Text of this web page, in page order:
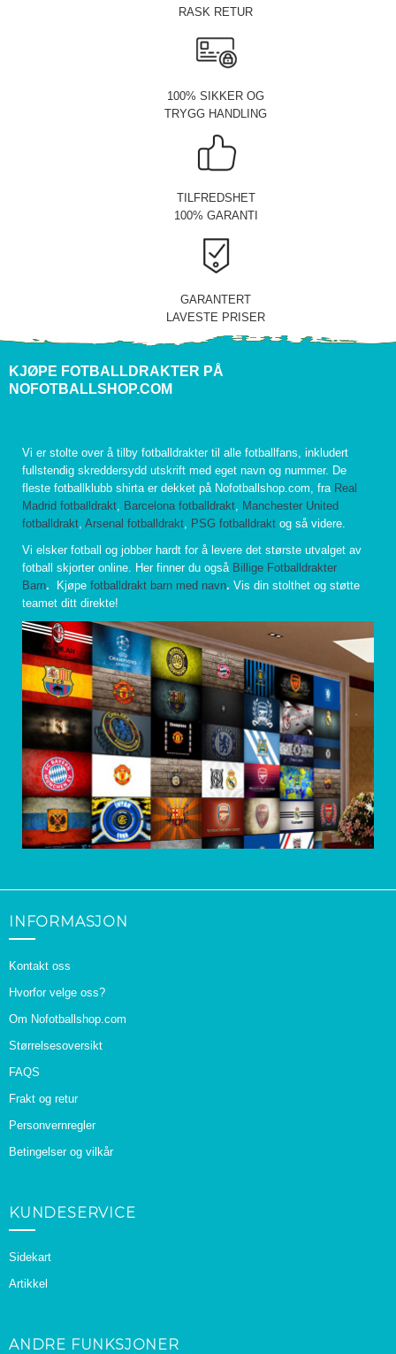
RASK RETUR
100% SIKKER OG
TRYGG HANDLING
TILFREDSHET
100% GARANTI
GARANTERT
LAVESTE PRISER
KJØPE FOTBALLDRAKTER PÅ
NOFOTBALLSHOP.COM
Vi er stolte over å tilby fotballdrakter til alle fotballfans, inkludert
fullstendig skreddersydd utskrift med eget navn og nummer. De
fleste fotballklubb shirta er dekket på Nofotballshop.com, fra Real
Madrid fotballdrakt, Barcelona fotballdrakt, Manchester United
fotballdrakt, Arsenal fotballdrakt, PSG fotballdrakt og så videre.
Vi elsker fotball og jobber hardt for å levere det største utvalget av
fotball skjorter online. Her finner du også Billige Fotballdrakter
Barn. Kjøpe fotballdrakt barn med navn. Vis din stolthet og støtte
teamet ditt direkte!
INFORMASJON
Kontakt oss
Hvorfor velge oss?
Om Nofotballshop.com
Størrelsesoversikt
FAQS
Frakt og retur
Personvernregler
Betingelser og vilkår
KUNDESERVICE
Sidekart
Artikkel
ANDRE FUNKSJONER